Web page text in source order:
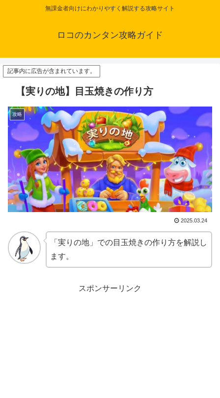
無課金者向けにわかりやすく解説する攻略サイト
ロコのカンタン攻略ガイド
記事内に広告が含まれています。
【実りの地】目玉焼きの作り方
攻略
2025.03.24
「実りの地」での目玉焼きの作り方を解説し
ます。
スポンサーリンク